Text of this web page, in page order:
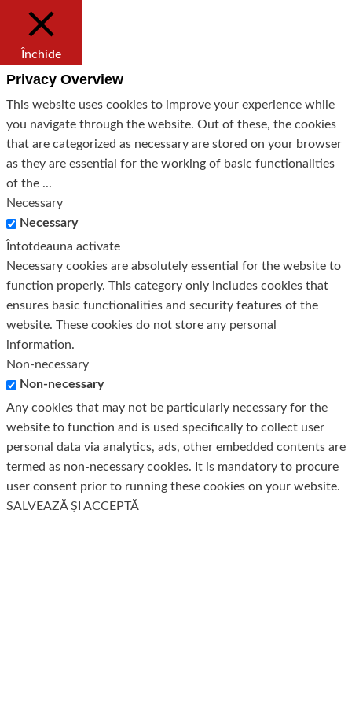
Închide
Privacy Overview
This website uses cookies to improve your experience while
you navigate through the website. Out of these, the cookies
that are categorized as necessary are stored on your browser
as they are essential for the working of basic functionalities
of the ...
Necessary
Necessary
Întotdeauna activate
Necessary cookies are absolutely essential for the website to
function properly. This category only includes cookies that
ensures basic functionalities and security features of the
website. These cookies do not store any personal
information.
Non-necessary
Non-necessary
Any cookies that may not be particularly necessary for the
website to function and is used specifically to collect user
personal data via analytics, ads, other embedded contents are
termed as non-necessary cookies. It is mandatory to procure
user consent prior to running these cookies on your website.
SALVEAZĂ ȘI ACCEPTĂ